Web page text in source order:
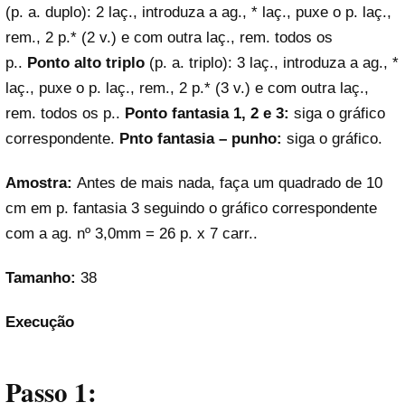
(p. a. duplo): 2 laç., introduza a ag., * laç., puxe o p. laç.,
rem., 2 p.* (2 v.) e com outra laç., rem. todos os
p.. Ponto alto triplo (p. a. triplo): 3 laç., introduza a ag., *
laç., puxe o p. laç., rem., 2 p.* (3 v.) e com outra laç.,
rem. todos os p.. Ponto fantasia 1, 2 e 3: siga o gráfico
correspondente. Pnto fantasia – punho: siga o gráfico.
Amostra: Antes de mais nada, faça um quadrado de 10
cm em p. fantasia 3 seguindo o gráfico correspondente
com a ag. nº 3,0mm = 26 p. x 7 carr..
Tamanho: 38
Execução
Passo 1: